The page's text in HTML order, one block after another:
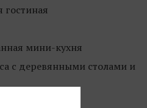
гостиная
мини-кухня
с деревянными столами и